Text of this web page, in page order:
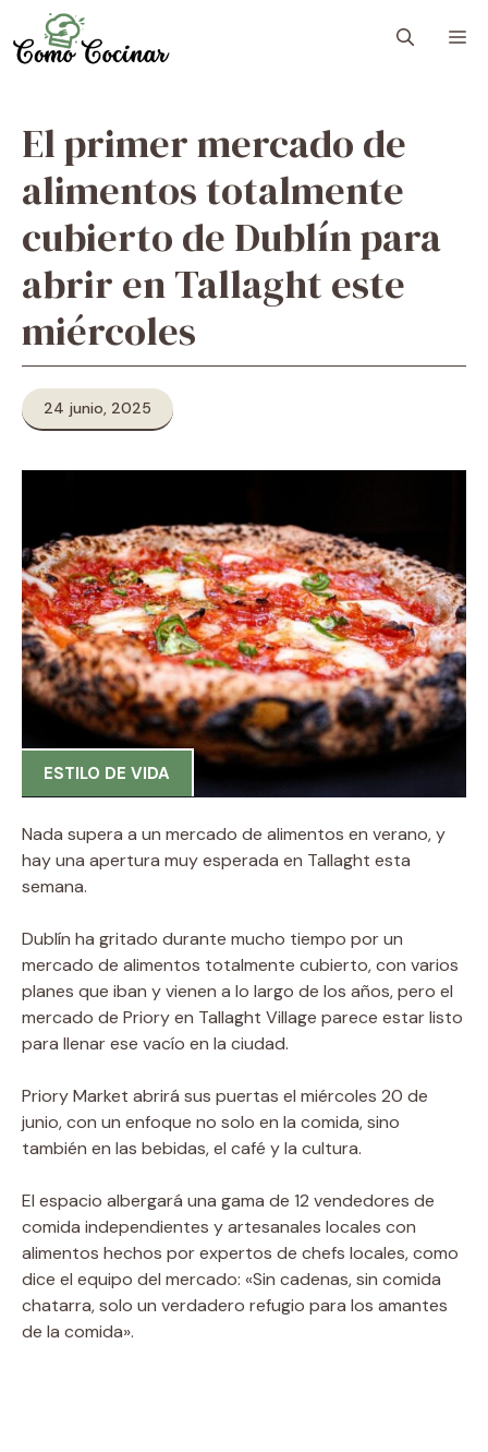
to
content
El primer mercado de
alimentos totalmente
cubierto de Dublín para
abrir en Tallaght este
miércoles
24 junio, 2025
ESTILO DE VIDA
Nada supera a un mercado de alimentos en verano, y
hay una apertura muy esperada en Tallaght esta
semana.
Dublín ha gritado durante mucho tiempo por un
mercado de alimentos totalmente cubierto, con varios
planes que iban y vienen a lo largo de los años, pero el
mercado de Priory en Tallaght Village parece estar listo
para llenar ese vacío en la ciudad.
Priory Market abrirá sus puertas el miércoles 20 de
junio, con un enfoque no solo en la comida, sino
también en las bebidas, el café y la cultura.
El espacio albergará una gama de 12 vendedores de
comida independientes y artesanales locales con
alimentos hechos por expertos de chefs locales, como
dice el equipo del mercado: «Sin cadenas, sin comida
chatarra, solo un verdadero refugio para los amantes
de la comida».